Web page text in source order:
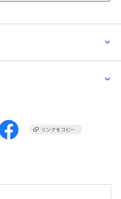
となっております。
、洗濯機で非常に弱い洗濯ができ
ので実際の商品と仕様、加工、サ
す。